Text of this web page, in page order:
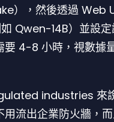
），然後透過 Web
Qwen-14B）並設
要 4-8 小時，視數據
industries 來
用流出企業防火牆，